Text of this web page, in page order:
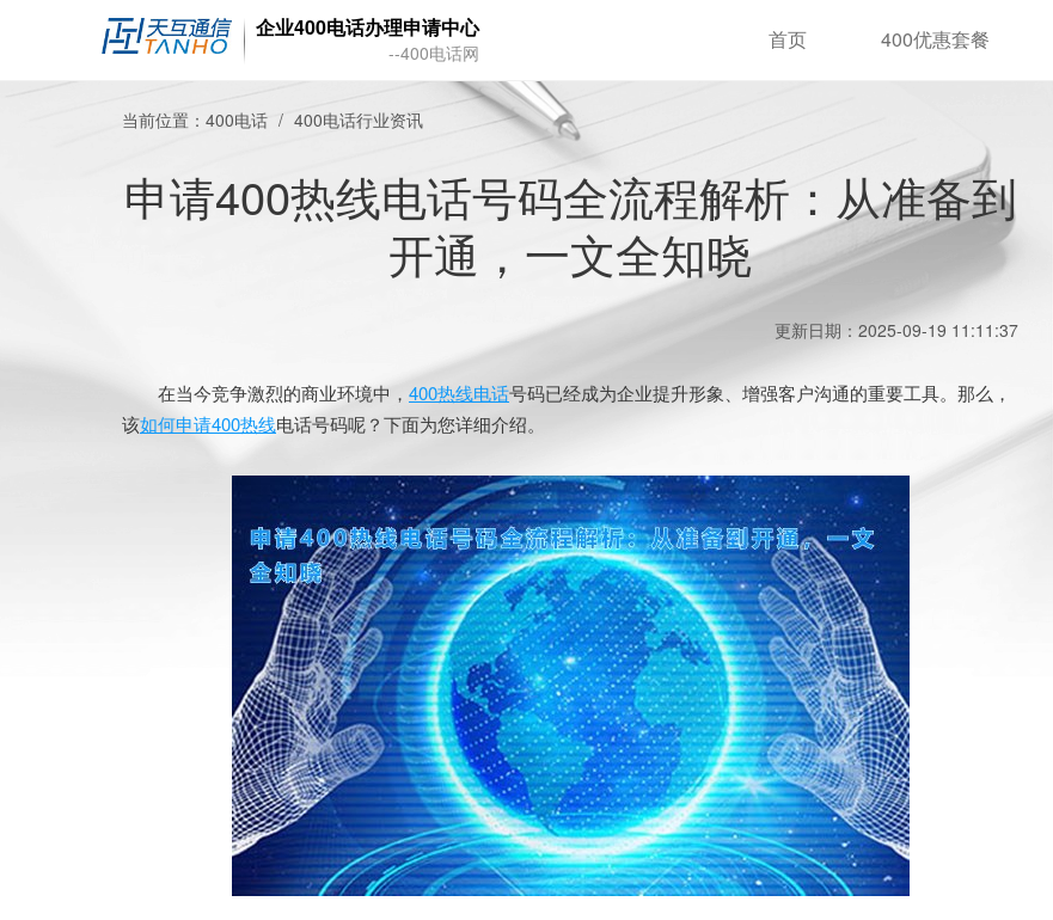
企业400电话办理申请中心
--400电话网 首页 400优惠套餐
当前位置： 400电话 400电话行业资讯
申请400热线电话号码全流程解析：从准备到
开通，一文全知晓
更新日期：2025-09-19 11:11:37
在当今竞争激烈的商业环境中， 400热线电话号码已经成为企业提升形象、增强客户沟通的重要工具。那么，
该如何申请400热线电话号码呢？下面为您详细介绍。